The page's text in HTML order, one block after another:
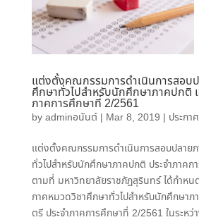
แต่งตั้งคณกรรมการดำเนินการสอบ
ศึกษาทั่วไปสำหรับนักศึกษาภาคปกติ
ภาคการศึกษาที่ 2/2561
byadminอนันต์| Mar 8, 2019 | ประกาศ
แต่งตั้งคณกรรมการดำเนินการสอบปลาย
ทั่วไปสำหรับนักศึกษาภาคปกติ ประจำภาค
ตามที่ มหาวิทยาลัยราชภัฏสุรินทร์ ได้กำหน
ภาคหมวดวิชาศึกษาทั่วไปสำหรับนักศึกษา
ตรี ประจำภาคการศึกษาที่ 2/2561 ในระห